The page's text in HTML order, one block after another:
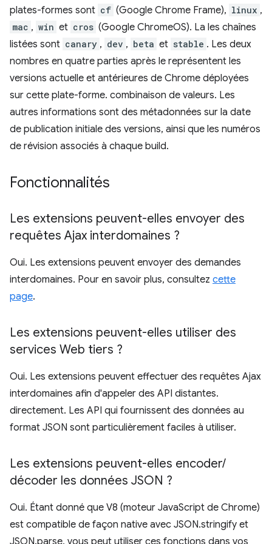
plates-formes sont cf (Google Chrome Frame), linux ,
mac , win et cros (Google ChromeOS). La les chaînes
listées sont canary , dev , beta et stable . Les deux
nombres en quatre parties après le représentent les
versions actuelle et antérieures de Chrome déployées
sur cette plate-forme. combinaison de valeurs. Les
autres informations sont des métadonnées sur la date
de publication initiale des versions, ainsi que les numéros
de révision associés à chaque build.
Fonctionnalités
Les extensions peuvent-elles envoyer des
requêtes Ajax interdomaines ?
Oui. Les extensions peuvent envoyer des demandes
interdomaines. Pour en savoir plus, consultez cette
page.
Les extensions peuvent-elles utiliser des
services Web tiers ?
Oui. Les extensions peuvent effectuer des requêtes Ajax
interdomaines afin d'appeler des API distantes.
directement. Les API qui fournissent des données au
format JSON sont particulièrement faciles à utiliser.
Les extensions peuvent-elles encoder/
décoder les données JSON ?
Oui. Étant donné que V8 (moteur JavaScript de Chrome)
est compatible de façon native avec JSON.stringify et
JSON.parse, vous peut utiliser ces fonctions dans vos